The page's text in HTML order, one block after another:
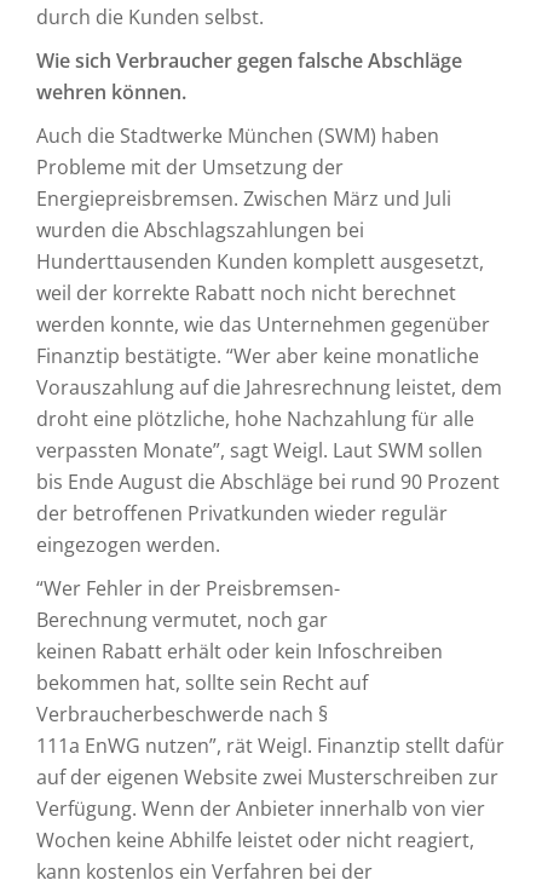
durch die Kunden selbst.
Wie sich Verbraucher gegen falsche Abschläge
wehren können.
Auch die Stadtwerke München (SWM) haben
Probleme mit der Umsetzung der
Energiepreisbremsen. Zwischen März und Juli
wurden die Abschlagszahlungen bei
Hunderttausenden Kunden komplett ausgesetzt,
weil der korrekte Rabatt noch nicht berechnet
werden konnte, wie das Unternehmen gegenüber
Finanztip bestätigte. “Wer aber keine monatliche
Vorauszahlung auf die Jahresrechnung leistet, dem
droht eine plötzliche, hohe Nachzahlung für alle
verpassten Monate”, sagt Weigl. Laut SWM sollen
bis Ende August die Abschläge bei rund 90 Prozent
der betroffenen Privatkunden wieder regulär
eingezogen werden.
“Wer Fehler in der Preisbremsen-
Berechnung vermutet, noch gar
keinen Rabatt erhält oder kein Infoschreiben
bekommen hat, sollte sein Recht auf
Verbraucherbeschwerde nach §
111a EnWG nutzen”, rät Weigl. Finanztip stellt dafür
auf der eigenen Website zwei Musterschreiben zur
Verfügung. Wenn der Anbieter innerhalb von vier
Wochen keine Abhilfe leistet oder nicht reagiert,
kann kostenlos ein Verfahren bei der